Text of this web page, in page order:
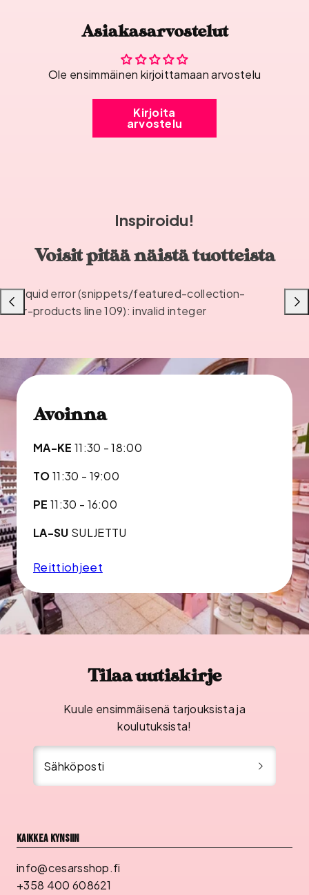
Asiakasarvostelut
Ole ensimmäinen kirjoittamaan arvostelu
Kirjoita
arvostelu
Inspiroidu!
Voisit pitää näistä tuotteista
Liquid error (snippets/featured-collection-
or-products line 109): invalid integer
Liu'uta
vasemmalle
Avoinna
MA-KE 11:30 - 18:00
TO11:30 - 19:00
PE 11:30 - 16:00
LA-SU SULJETTU
Reittiohjeet
Tilaa uutiskirje
Kuule ensimmäisenä tarjouksista ja
koulutuksista!
Sähköposti
Kaikkea kynsiin
info@cesarsshop.fi
+358 400 608621